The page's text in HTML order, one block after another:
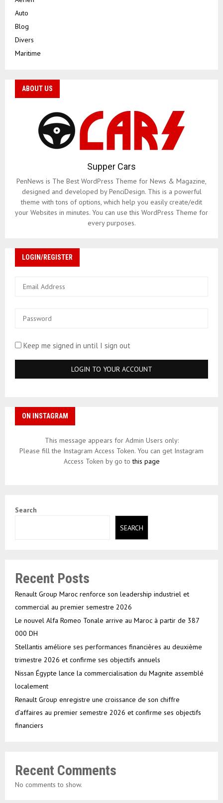
Auto
Blog
Divers
Maritime
ABOUT US
Supper Cars
PenNews is The Best WordPress Theme for News & Magazine,
designed and developed by PenciDesign. This is a powerful
theme with tons of options, which help you easily create/edit
your Websites in minutes. You can use this WordPress Theme for
every purposes.
LOGIN/REGISTER
Keep me signed in until I sign out
ON INSTAGRAM
This message appears for Admin Users only:
Please fill the Instagram Access Token. You can get Instagram
Access Token by go tothis page
Search
SEARCH
Recent Posts
Renault Group Maroc renforce son leadership industriel et
commercial au premier semestre 2026
Le nouvel Alfa Romeo Tonale arrive au Maroc à partir de 387
000 DH
Stellantis améliore ses performances financières au deuxième
trimestre 2026 et confirme ses objectifs annuels
Nissan Égypte lance la commercialisation du Magnite assemblé
localement
Renault Group enregistre une croissance de son chiffre
d’affaires au premier semestre 2026 et confirme ses objectifs
financiers
Recent Comments
No comments to show.